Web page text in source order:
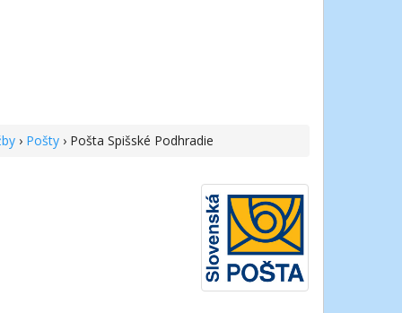
› Pošty › Pošta Spišské Podhradie